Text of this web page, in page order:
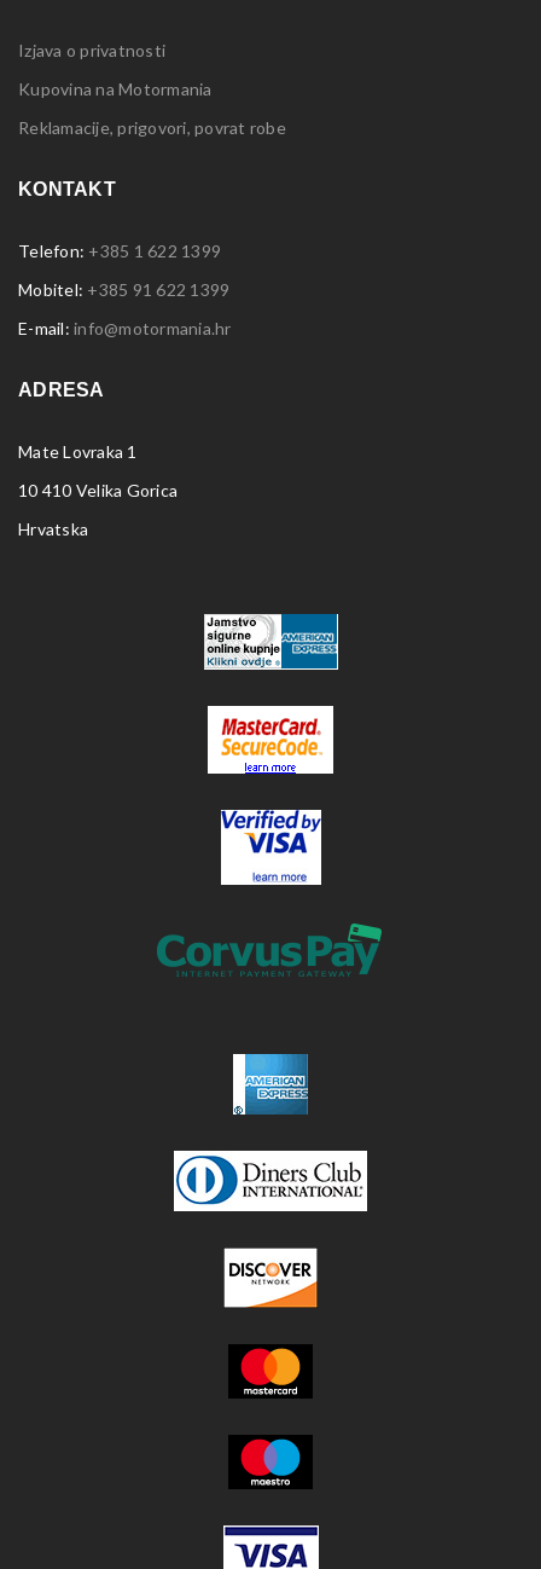
Izjava o privatnosti
Kupovina na Motormania
Reklamacije, prigovori, povrat robe
KONTAKT
Telefon: +385 1 622 1399
Mobitel: +385 91 622 1399
E-mail: info@motormania.hr
ADRESA
Mate Lovraka 1
10 410 Velika Gorica
Hrvatska